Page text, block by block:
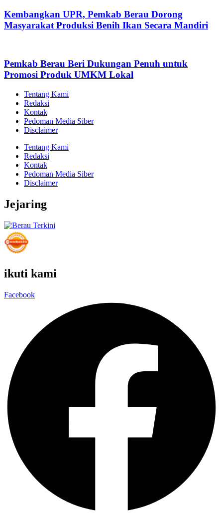
Kembangkan UPR, Pemkab Berau Dorong
Masyarakat Produksi Benih Ikan Secara Mandiri
Pemkab Berau Beri Dukungan Penuh untuk
Promosi Produk UMKM Lokal
Tentang Kami
Redaksi
Kontak
Pedoman Media Siber
Disclaimer
Tentang Kami
Redaksi
Kontak
Pedoman Media Siber
Disclaimer
Jejaring
ikuti kami
Facebook